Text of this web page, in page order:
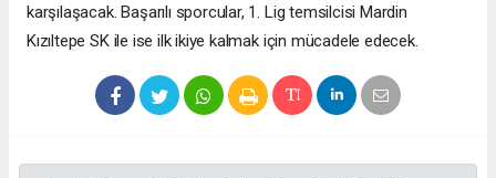
karşılaşacak. Başarılı sporcular, 1. Lig temsilcisi Mardin
Kızıltepe SK ile ise ilk ikiye kalmak için mücadele edecek.